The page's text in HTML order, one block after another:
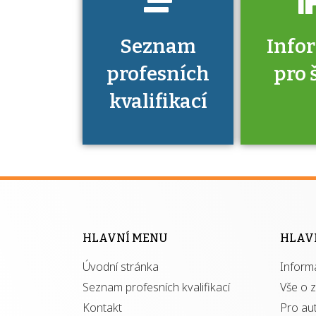
Seznam
profesních
kvalifikací
pro
Víte, že
HLAVNÍ MENU
Úvodní stránka
Seznam profesních kvalifikací
Kontakt
Vše o
Pro